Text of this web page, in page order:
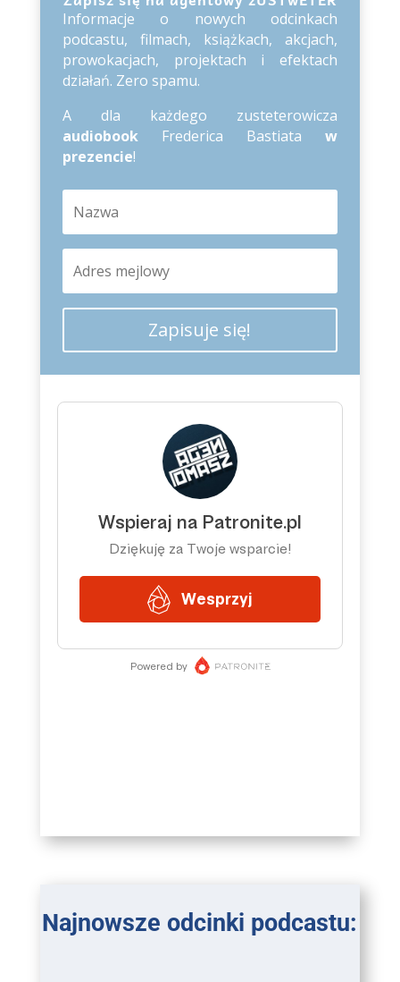
Informacje o nowych odcinkach
podcastu, filmach, książkach, akcjach,
prowokacjach, projektach i efektach
działań. Zero spamu.
A dla każdego zusteterowicza
audiobookFrederica Bastiataw
prezencie!
Zapisuje się!
Najnowsze odcinki podcastu: